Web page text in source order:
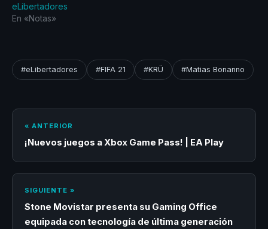
eLibertadores
En «Notas»
#eLibertadores #FIFA 21 #KRÜ #Matias Bonanno
« ANTERIOR
¡Nuevos juegos a Xbox Game Pass! | EA Play
SIGUIENTE »
Stone Movistar presenta su Gaming Office
equipada con tecnología de última generación